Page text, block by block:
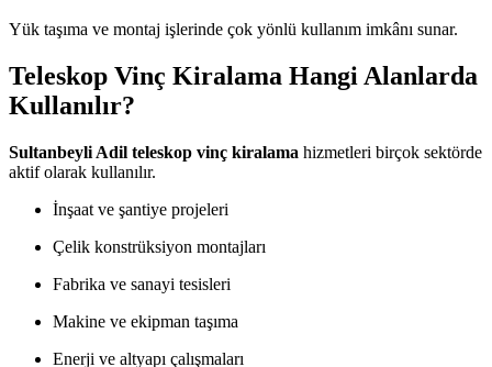
Yük taşıma ve montaj işlerinde çok yönlü kullanım imkânı sunar.
Teleskop Vinç Kiralama Hangi Alanlarda
Kullanılır?
Sultanbeyli Adil teleskop vinç kiralama hizmetleri birçok sektörde
aktif olarak kullanılır.
İnşaat ve şantiye projeleri
Çelik konstrüksiyon montajları
Fabrika ve sanayi tesisleri
Makine ve ekipman taşıma
Enerji ve altyapı çalışmaları